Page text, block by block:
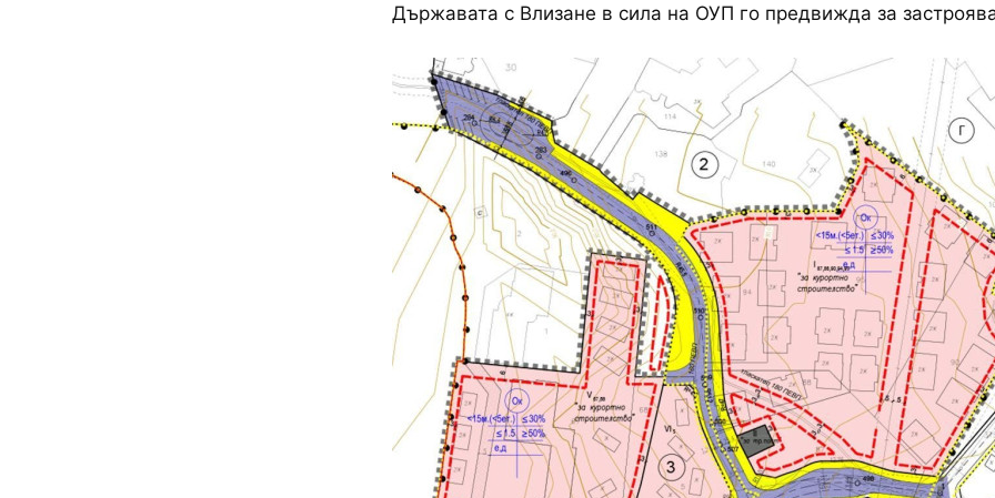
Държавата с Влизане в сила на ОУП го предвижда за